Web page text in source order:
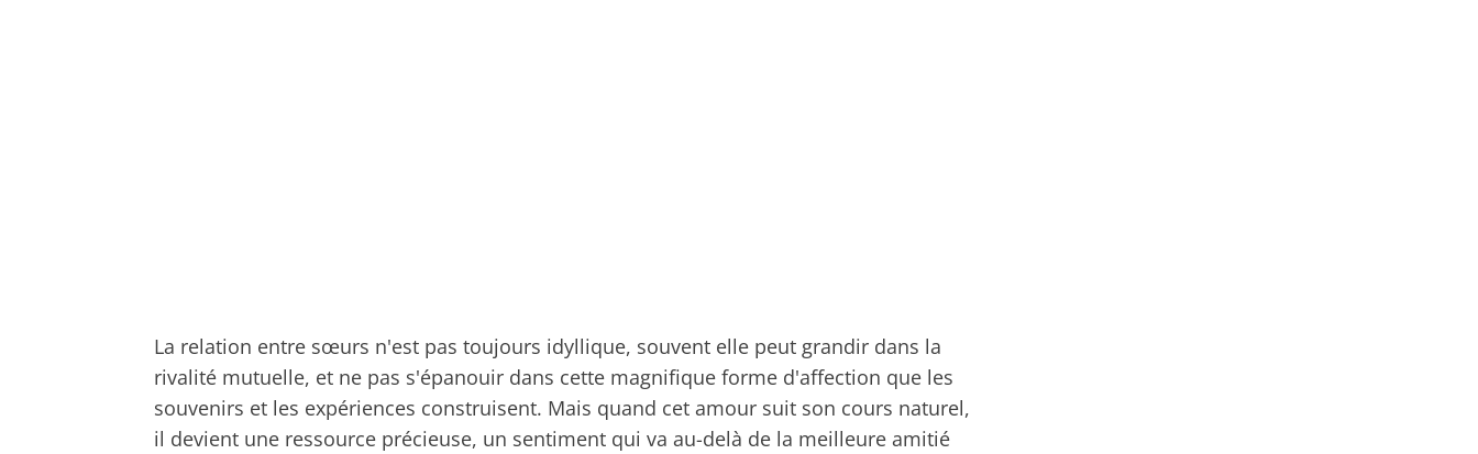
La relation entre sœurs n'est pas toujours idyllique, souvent elle peut grandir dans la
rivalité mutuelle, et ne pas s'épanouir dans cette magnifique forme d'affection que les
souvenirs et les expériences construisent. Mais quand cet amour suit son cours naturel,
il devient une ressource précieuse, un sentiment qui va au-delà de la meilleure amitié